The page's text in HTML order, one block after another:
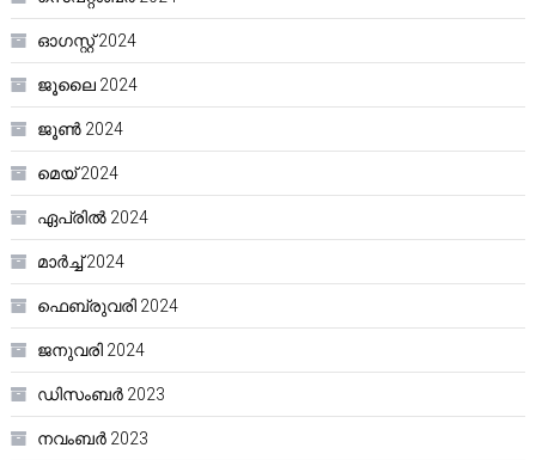
ഓഗസ്റ്റ്‌ 2024
ജൂലൈ 2024
ജൂൺ 2024
മെയ്‌ 2024
ഏപ്രിൽ 2024
മാർച്ച്‌ 2024
ഫെബ്രുവരി 2024
ജനുവരി 2024
ഡിസംബർ 2023
നവംബർ 2023